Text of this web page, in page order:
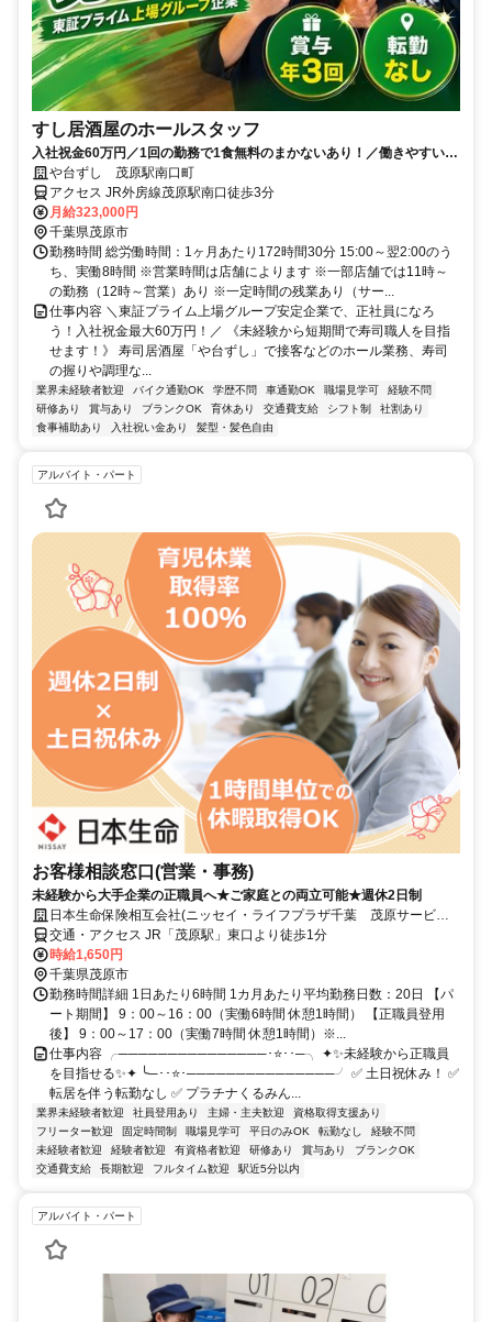
すし居酒屋のホールスタッフ
入社祝金60万円／1回の勤務で1食無料のまかないあり！／働きやすい環
境づくりに力を入れています◎
や台ずし 茂原駅南口町
アクセス JR外房線茂原駅南口徒歩3分
月給323,000円
千葉県茂原市
勤務時間 総労働時間：1ヶ月あたり172時間30分 15:00～翌2:00のう
ち、実働8時間 ※営業時間は店舗によります ※一部店舗では11時～
の勤務（12時～営業）あり ※一定時間の残業あり（サー...
仕事内容 ＼東証プライム上場グループ安定企業で、正社員になろ
う！入社祝金最大60万円！／ 《未経験から短期間で寿司職人を目指
せます！》 寿司居酒屋「や台ずし」で接客などのホール業務、寿司
の握りや調理な...
業界未経験者歓迎 バイク通勤OK 学歴不問 車通勤OK 職場見学可
経験不問
研修あり
賞与あり ブランクOK 育休あり 交通費支給 シフト制
社割あり
食事補助あり
入社祝い金あり 髪型・髪色自由
アルバイト・パート
お客様相談窓口(営業・事務)
未経験から大手企業の正職員へ★ご家庭との両立可能★週休2日制
日本生命保険相互会社(ニッセイ・ライフプラザ千葉 茂原サービス
オフィス)
交通・アクセス JR「茂原駅」東口より徒歩1分
時給1,650円
千葉県茂原市
勤務時間詳細 1日あたり6時間 1カ月あたり平均勤務日数：20日 【パ
ート期間】 9：00～16：00（実働6時間 休憩1時間） 【正職員登用
後】 9：00～17：00（実働7時間 休憩1時間）※...
仕事内容 ╭───────────────･⭐･･─╮ ✦✨未経験から正職員
を目指せる✨✦ ╰─･･⭐･───────────────╯ ✅ 土日祝休み！ ✅
転居を伴う転勤なし ✅ プラチナくるみん...
業界未経験者歓迎 社員登用あり 主婦・主夫歓迎
資格取得支援あり
フリーター歓迎
固定時間制 職場見学可 平日のみOK 転勤なし
経験不問
未経験者歓迎
経験者歓迎 有資格者歓迎 研修あり 賞与あり
ブランクOK
交通費支給
長期歓迎 フルタイム歓迎 駅近5分以内
アルバイト・パート